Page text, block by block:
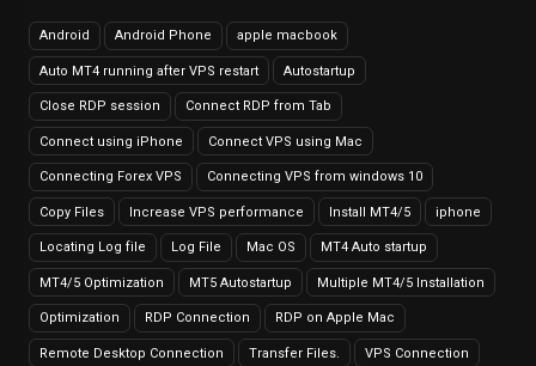
Android Android Phone apple macbook
Auto MT4 running after VPS restart Autostartup
Close RDP session Connect RDP from Tab
Connect using iPhone Connect VPS using Mac
Connecting Forex VPS Connecting VPS from windows 10
Copy Files Increase VPS performance Install MT4/5 iphone
Locating Log file Log File Mac OS MT4 Auto startup
MT4/5 Optimization MT5 Autostartup Multiple MT4/5 Installation
Optimization RDP Connection RDP on Apple Mac
Remote Desktop Connection Transfer Files. VPS Connection